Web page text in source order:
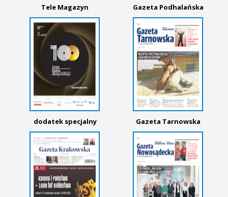
Tele Magazyn Gazeta Podhalańska
dodatek specjalny Gazeta Tarnowska